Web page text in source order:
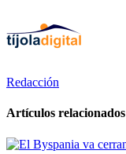
Redacción
Artículos relacionados